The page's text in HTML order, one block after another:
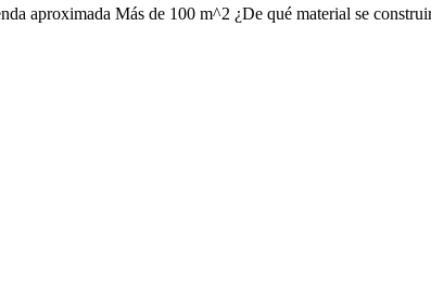
aproximada Más de 100 m^2 ¿De qué material se